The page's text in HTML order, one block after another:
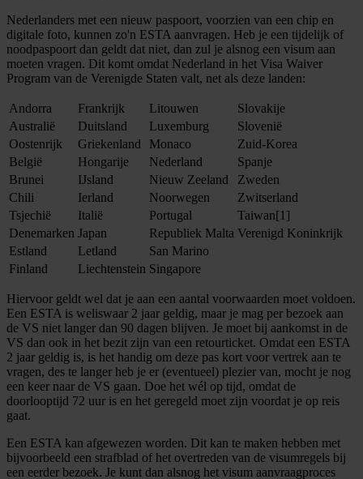
Nederlanders met een nieuw paspoort, voorzien van een chip en
digitale foto, kunnen zo'n ESTA aanvragen. Heb je een tijdelijk of
noodpaspoort dan geldt dat niet, dan zul je alsnog een visum aan
moeten vragen. Dit komt omdat Nederland in het Visa Waiver
Program van de Verenigde Staten valt, net als deze landen:
Andorra Frankrijk Litouwen
Slovakije
Australië
Duitsland Luxemburg
Slovenië
Oostenrijk
Griekenland Monaco
Zuid-Korea
België
Hongarije Nederland
Spanje
Brunei
IJsland Nieuw Zeeland
Zweden
Chili
Ierland Noorwegen
Zwitserland
Tsjechië
Italië Portugal
Taiwan[1]
Denemarken Japan Republiek Malta Verenigd Koninkrijk
Estland
Letland
San Marino
Finland
Liechtenstein Singapore
Hiervoor geldt wel dat je aan een aantal voorwaarden moet voldoen.
Een ESTA is weliswaar 2 jaar geldig, maar je mag per bezoek aan
de VS niet langer dan 90 dagen blijven. Je moet bij aankomst in de
VS dan ook in het bezit zijn van een retourticket. Omdat een ESTA
2 jaar geldig is, is het handig om deze pas kort voor vertrek aan te
vragen, des te langer heb je er (eventueel) plezier van, mocht je nog
een keer naar de VS gaan. Doe het wél op tijd, omdat de
doorlooptijd 72 uur is en het geregeld moet zijn voordat je op reis
gaat.
Een ESTA kan afgewezen worden. Dit kan te maken hebben met
bijvoorbeeld een strafblad of het overtreden van de visumregels bij
een eerder bezoek. Je kunt dan alsnog het visum aanvraagproces